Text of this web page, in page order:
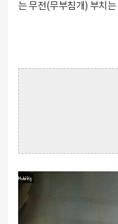
는 무전(무부침개) 부치